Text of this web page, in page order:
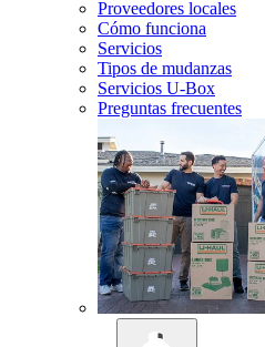
Proveedores locales
Cómo funciona
Servicios
Tipos de mudanzas
Servicios U-Box
Preguntas frecuentes